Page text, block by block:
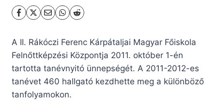
A II. Rákóczi Ferenc Kárpátaljai Magyar Főiskola
Felnőttképzési Központja 2011. október 1-én
tartotta tanévnyitó ünnepségét. A 2011-2012-es
tanévet 460 hallgató kezdhette meg a különböző
tanfolyamokon.